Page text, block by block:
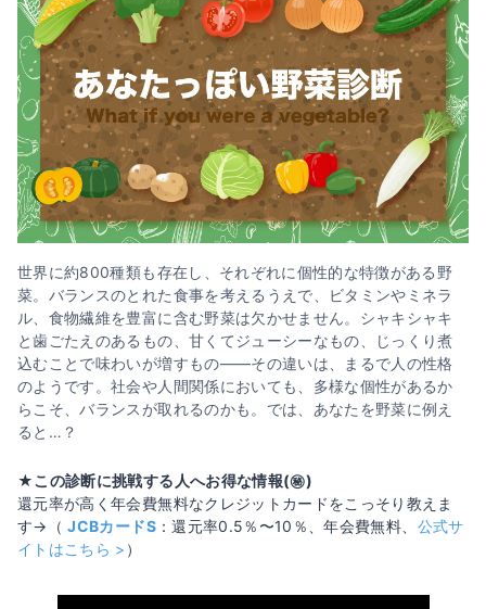
世界に約800種類も存在し、それぞれに個性的な特徴がある野
菜。バランスのとれた食事を考えるうえで、ビタミンやミネラ
ル、食物繊維を豊富に含む野菜は欠かせません。シャキシャキ
と歯ごたえのあるもの、甘くてジューシーなもの、じっくり煮
込むことで味わいが増すもの――その違いは、まるで人の性格
のようです。社会や人間関係においても、多様な個性があるか
らこそ、バランスが取れるのかも。では、あなたを野菜に例え
ると…？
★この診断に挑戦する人へお得な情報(㊙️)
還元率が高く年会費無料なクレジットカードをこっそり教えま
す→（JCBカードS：還元率0.5％〜10％、年会費無料、 公式サ
イトはこちら > ）